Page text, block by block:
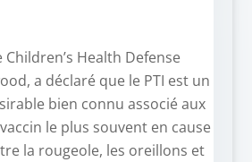
Health Defense
a déclaré que le PTI est un
bien connu associé aux
le plus souvent en cause
la rougeole, les oreillons et